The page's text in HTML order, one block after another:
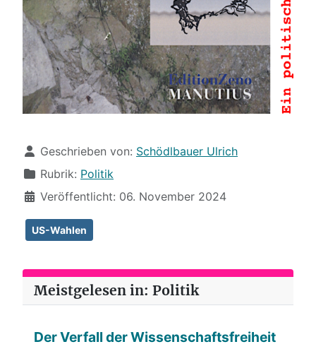
DetailsGeschrieben von: Schödlbauer Ulrich
Rubrik: Politik
Veröffentlicht: 06. November 2024
US-Wahlen
Meistgelesen in: Politik
Der Verfall der Wissenschaftsfreiheit